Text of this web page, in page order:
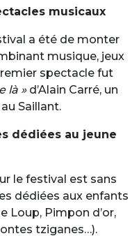
musicaux
a été de monter
musique, jeux
spectacle fut
là » d’Alain Carré, un
Saillant.
dédiées au jeune
le festival est sans
dédiées aux enfants
Loup, Pimpon d’or,
tziganes…).